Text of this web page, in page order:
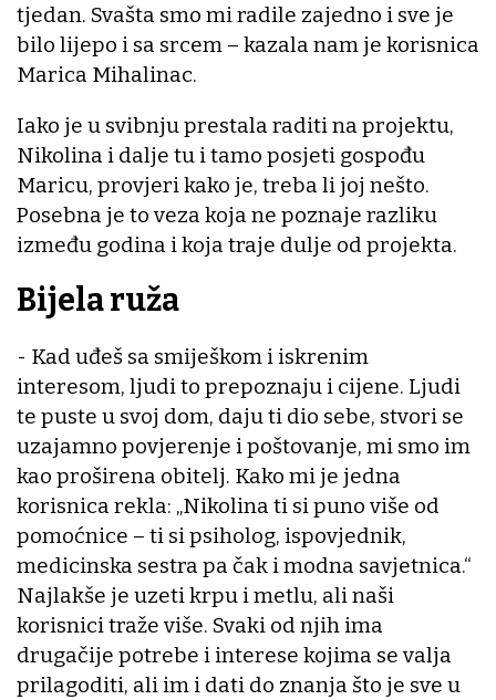
tjedan. Svašta smo mi radile zajedno i sve je
bilo lijepo i sa srcem – kazala nam je korisnica
Marica Mihalinac.
Iako je u svibnju prestala raditi na projektu,
Nikolina i dalje tu i tamo posjeti gospođu
Maricu, provjeri kako je, treba li joj nešto.
Posebna je to veza koja ne poznaje razliku
između godina i koja traje dulje od projekta.
Bijela ruža
- Kad uđeš sa smiješkom i iskrenim
interesom, ljudi to prepoznaju i cijene. Ljudi
te puste u svoj dom, daju ti dio sebe, stvori se
uzajamno povjerenje i poštovanje, mi smo im
kao proširena obitelj. Kako mi je jedna
korisnica rekla: „Nikolina ti si puno više od
pomoćnice – ti si psiholog, ispovjednik,
medicinska sestra pa čak i modna savjetnica.“
Najlakše je uzeti krpu i metlu, ali naši
korisnici traže više. Svaki od njih ima
drugačije potrebe i interese kojima se valja
prilagoditi, ali im i dati do znanja što je sve u